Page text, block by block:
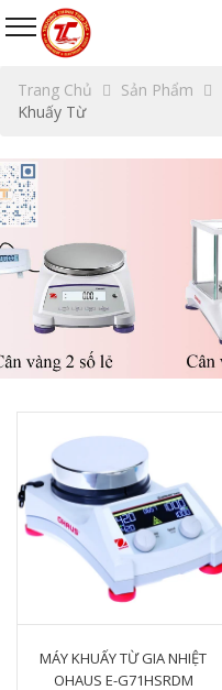
Trang Chủ Sản Phẩm
Khuấy Từ
MÁY KHUẤY TỪ GIA NHIỆT
OHAUS E-G71HSRDM